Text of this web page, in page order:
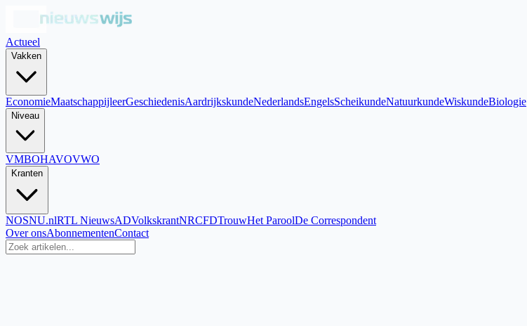
Actueel
Vakken
EconomieMaatschappijleerGeschiedenisAardrijkskundeNederlandsEngelsScheikundeNatuurkundeWiskundeBiologie
Niveau
VMBOHAVOVWO
Kranten
NOSNU.nlRTL NieuwsADVolkskrantNRCFDTrouwHet ParoolDe Correspondent
Over onsAbonnementenContact